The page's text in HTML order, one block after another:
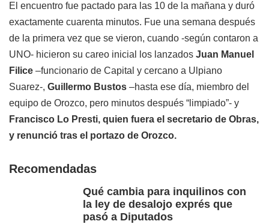
El encuentro fue pactado para las 10 de la mañana y duró
exactamente cuarenta minutos. Fue una semana después
de la primera vez que se vieron, cuando -según contaron a
UNO- hicieron su careo inicial los lanzados Juan Manuel
Filice –funcionario de Capital y cercano a Ulpiano
Suarez-, Guillermo Bustos –hasta ese día, miembro del
equipo de Orozco, pero minutos después “limpiado”- y
Francisco Lo Presti, quien fuera el secretario de Obras,
y renunció tras el portazo de Orozco.
Recomendadas
Qué cambia para inquilinos con
la ley de desalojo exprés que
pasó a Diputados